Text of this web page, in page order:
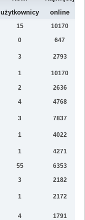
użytkownicy
online
15 10170
0 647
3 2793
1 10170
2 2636
4 4768
3 7837
1 4022
1 4271
55 6353
3 2182
1 2172
4 1791